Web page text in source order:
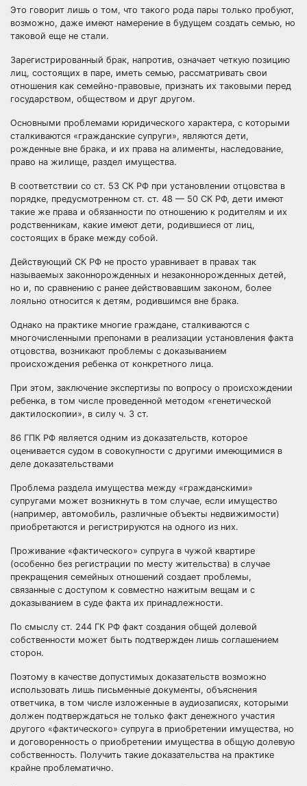
Это говорит лишь о том, что такого рода пары только пробуют,
возможно, даже имеют намерение в будущем создать семью, но
таковой еще не стали.
Зарегистрированный брак, напротив, означает четкую позицию
лиц, состоящих в паре, иметь семью, рассматривать свои
отношения как семейно-правовые, признать их таковыми перед
государством, обществом и друг другом.
Основными проблемами юридического характера, с которыми
сталкиваются «гражданские супруги», являются дети,
рожденные вне брака, и их права на алименты, наследование,
право на жилище, раздел имущества.
В соответствии со ст. 53 СК РФ при установлении отцовства в
порядке, предусмотренном ст. ст. 48 — 50 СК РФ, дети имеют
такие же права и обязанности по отношению к родителям и их
родственникам, какие имеют дети, родившиеся от лиц,
состоящих в браке между собой.
Действующий СК РФ не просто уравнивает в правах так
называемых законнорожденных и незаконнорожденных детей,
но и, по сравнению с ранее действовавшим законом, более
лояльно относится к детям, родившимся вне брака.
Однако на практике многие граждане, сталкиваются с
многочисленными препонами в реализации установления факта
отцовства, возникают проблемы с доказыванием
происхождения ребенка от конкретного лица.
При этом, заключение экспертизы по вопросу о происхождении
ребенка, в том числе проведенной методом «генетической
дактилоскопии», в силу ч. 3 ст.
86 ГПК РФ является одним из доказательств, которое
оценивается судом в совокупности с другими имеющимися в
деле доказательствами
Проблема раздела имущества между «гражданскими»
супругами может возникнуть в том случае, если имущество
(например, автомобиль, различные объекты недвижимости)
приобретаются и регистрируются на одного из них.
Проживание «фактического» супруга в чужой квартире
(особенно без регистрации по месту жительства) в случае
прекращения семейных отношений создает проблемы,
связанные с доступом к совместно нажитым вещам и с
доказыванием в суде факта их принадлежности.
По смыслу ст. 244 ГК РФ факт создания общей долевой
собственности может быть подтвержден лишь соглашением
сторон.
Поэтому в качестве допустимых доказательств возможно
использовать лишь письменные документы, объяснения
ответчика, в том числе изложенные в аудиозаписях, которыми
должен подтверждаться не только факт денежного участия
другого «фактического» супруга в приобретении имущества, но
и договоренность о приобретении имущества в общую долевую
собственность. Получить такие доказательства на практике
крайне проблематично.